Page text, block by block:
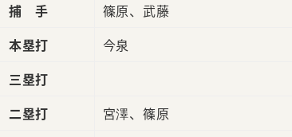
捕 手
篠原、武藤
本塁打
今泉
三塁打
二塁打
宮澤、篠原